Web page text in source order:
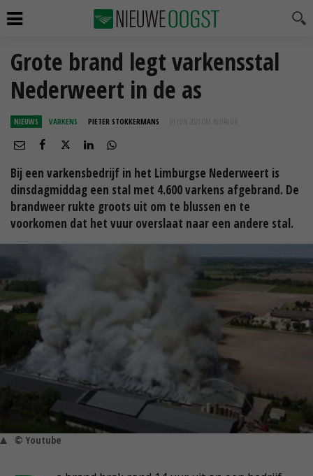
Grote brand legt varkensstal
Nederweert in de as
NIEUWS VARKENS PIETER STOKKERMANS 01 JUN 2021 OM 16:04
Bij een varkensbedrijf in het Limburgse Nederweert is
dinsdagmiddag een stal met 4.600 varkens afgebrand. De
brandweer rukte groots uit om te blussen en te
voorkomen dat het vuur overslaat naar een andere stal.
© Youtube